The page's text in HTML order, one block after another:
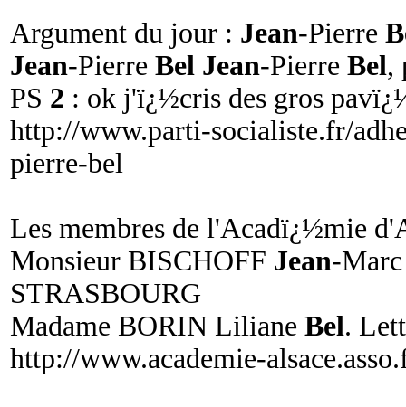
Argument du jour : Jean-Pierre
Jean-Pierre Bel Jean-Pierre Bel,
PS 2 : ok j'ï¿½cris des gros
http://www.parti-socialiste.fr/
pierre-bel
Les membres de l'Acadï¿½mie
Monsieur BISCHOFF Jean-
STRASBOURG
Madame BORIN Liliane Bel.
http://www.academie-